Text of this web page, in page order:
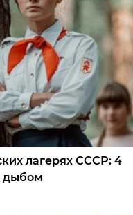
лагерях СССР: 4
дыбом